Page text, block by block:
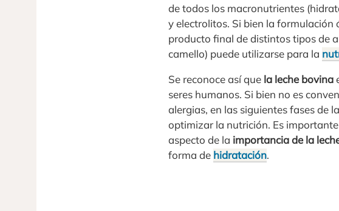
de todos los macronutrientes
y electrolitos. Si bien la formulación
producto final de distintos tipos de
camello) puede utilizarse para la
Se reconoce así que la leche bovina
seres humanos. Si bien no es
alergias, en las siguientes fases de
optimizar la nutrición. Es
aspecto de la importancia de la
forma de hidratación.